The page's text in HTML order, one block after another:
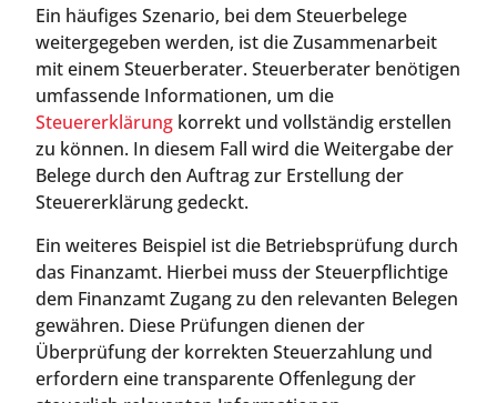
Ein häufiges Szenario, bei dem Steuerbelege
weitergegeben werden, ist die Zusammenarbeit
mit einem Steuerberater. Steuerberater benötigen
umfassende Informationen, um die
Steuererklärung korrekt und vollständig erstellen
zu können. In diesem Fall wird die Weitergabe der
Belege durch den Auftrag zur Erstellung der
Steuererklärung gedeckt.
Ein weiteres Beispiel ist die Betriebsprüfung durch
das Finanzamt. Hierbei muss der Steuerpflichtige
dem Finanzamt Zugang zu den relevanten Belegen
gewähren. Diese Prüfungen dienen der
Überprüfung der korrekten Steuerzahlung und
erfordern eine transparente Offenlegung der